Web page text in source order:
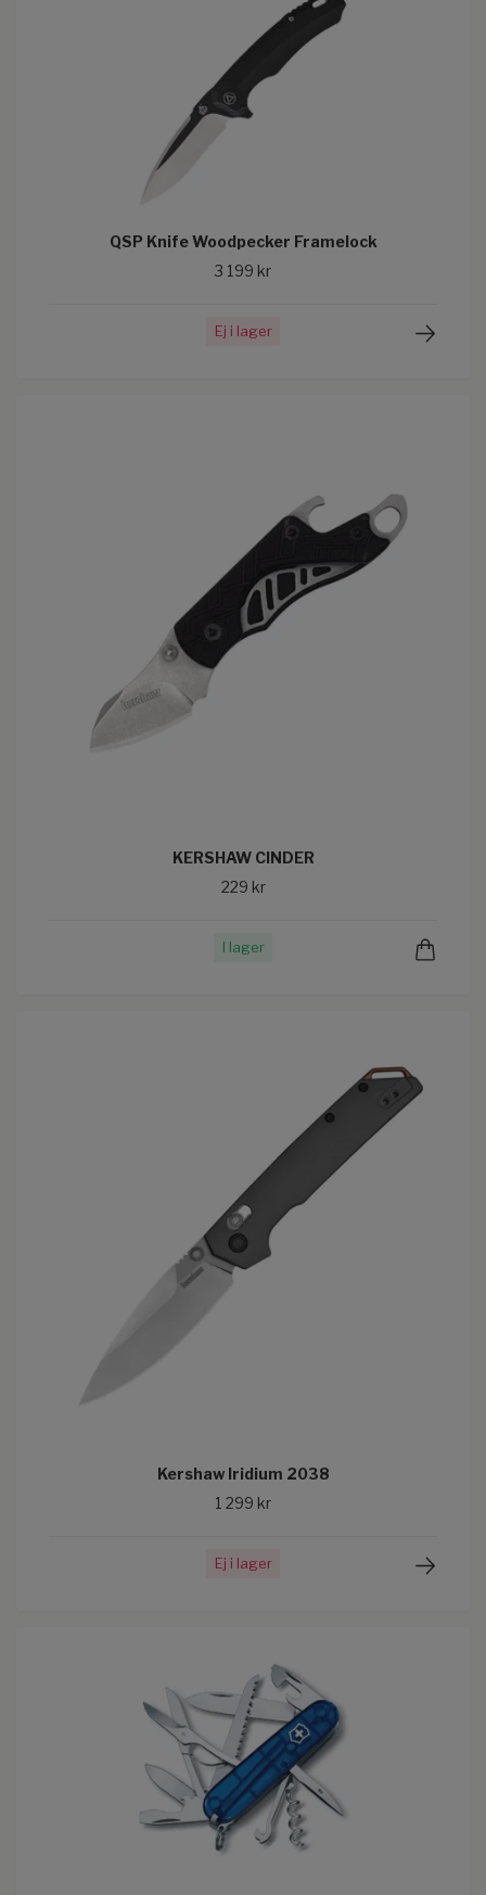
QSP Knife Woodpecker Framelock
3 199 kr
Ej i lager
KERSHAW CINDER
229 kr
I lager
Kershaw Iridium 2038
1 299 kr
Ej i lager